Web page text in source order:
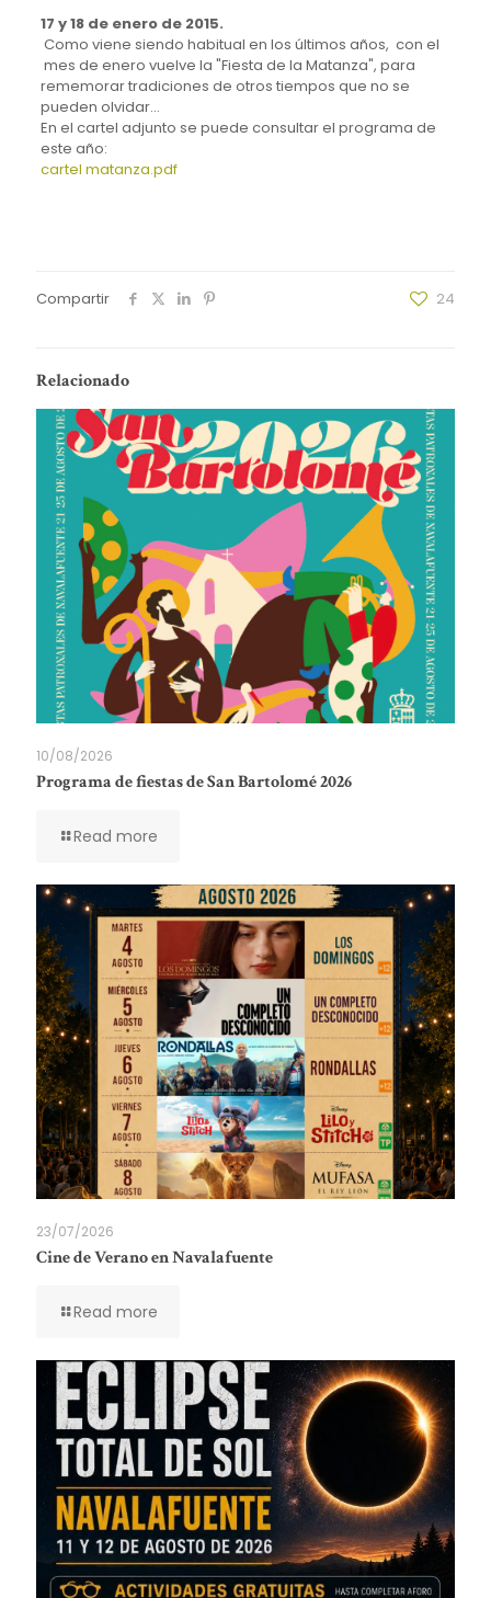
17 y 18 de enero de 2015.
Como viene siendo habitual en los últimos años, con el
mes de enero vuelve la "Fiesta de la Matanza", para
rememorar tradiciones de otros tiempos que no se
pueden olvidar…
En el cartel adjunto se puede consultar el programa de
este año:
cartel matanza.pdf
Compartir 24
Relacionado
10/08/2026
Programa de fiestas de San Bartolomé 2026
Read more
23/07/2026
Cine de Verano en Navalafuente
Read more